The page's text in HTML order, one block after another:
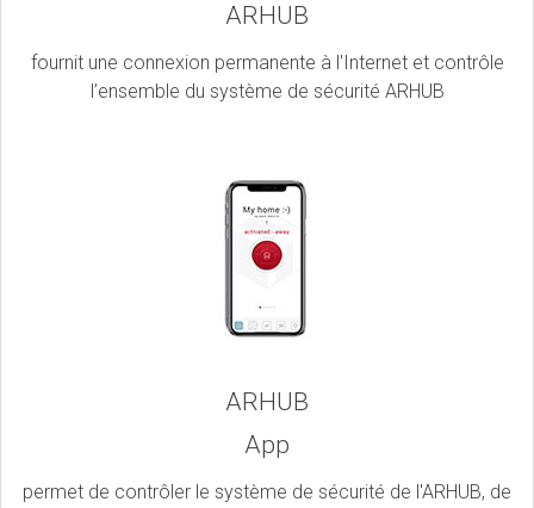
ARHUB
fournit une connexion permanente à l'Internet et contrôle
l’ensemble du système de sécurité ARHUB
ARHUB
App
permet de contrôler le système de sécurité de l'ARHUB, de